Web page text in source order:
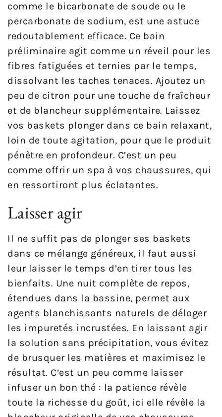
comme le bicarbonate de soude ou le
percarbonate de sodium, est une astuce
redoutablement efficace. Ce bain
préliminaire agit comme un réveil pour les
fibres fatiguées et ternies par le temps,
dissolvant les taches tenaces. Ajoutez un
peu de citron pour une touche de fraîcheur
et de blancheur supplémentaire. Laissez
vos baskets plonger dans ce bain relaxant,
loin de toute agitation, pour que le produit
pénètre en profondeur. C’est un peu
comme offrir un spa à vos chaussures, qui
en ressortiront plus éclatantes.
Laisser agir
Il ne suffit pas de plonger ses baskets
dans ce mélange généreux, il faut aussi
leur laisser le temps d’en tirer tous les
bienfaits. Une nuit complète de repos,
étendues dans la bassine, permet aux
agents blanchissants naturels de déloger
les impuretés incrustées. En laissant agir
la solution sans précipitation, vous évitez
de brusquer les matières et maximisez le
résultat. C’est un peu comme laisser
infuser un bon thé : la patience révèle
toute la richesse du goût, ici elle révèle la